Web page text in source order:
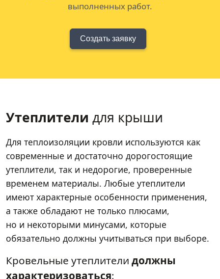
выполненных работ.
Создать заявку
Утеплители для крыши
Для теплоизоляции кровли используются как
современные и достаточно дорогостоящие
утеплители, так и недорогие, проверенные
временем материалы. Любые утеплители
имеют характерные особенности применения,
а также обладают не только плюсами,
но и некоторыми минусами, которые
обязательно должны учитываться при выборе.
Кровельные утеплители должны
характеризоваться: